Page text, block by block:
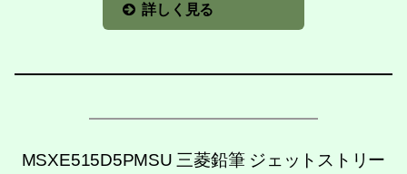
詳しく見る
MSXE515D5PMSU 三菱鉛筆 ジェットストリー